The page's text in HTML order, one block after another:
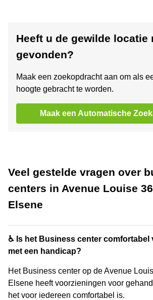
Heeft u de gewilde locatie
gevonden?
Maak een zoekopdracht aan om als
hoogte gebracht te worden.
Maak een Automatische
Veel gestelde vragen over
centers in Avenue Louise
Elsene
♿ Is het Business center comfortabel
met een handicap?
Het Business center op de Avenue
Elsene heeft voorzieningen voor
het voor iedereen comfortabel is.